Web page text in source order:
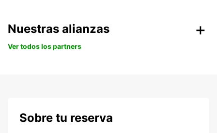
Nuestras alianzas
Ver todos los partners
Sobre tu reserva